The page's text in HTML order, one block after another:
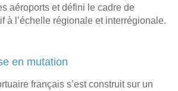
aéroports et défini le cadre de
à l’échelle régionale et interrégionale.
en mutation
français s’est construit sur un